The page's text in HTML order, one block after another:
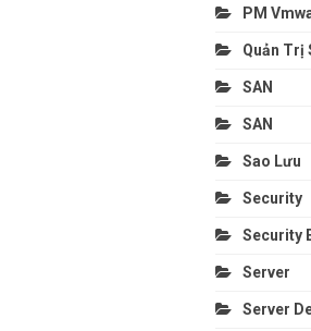
PM
Quản Trị
SAN
SAN
Sao Lưu
Security
Security
Server
Server